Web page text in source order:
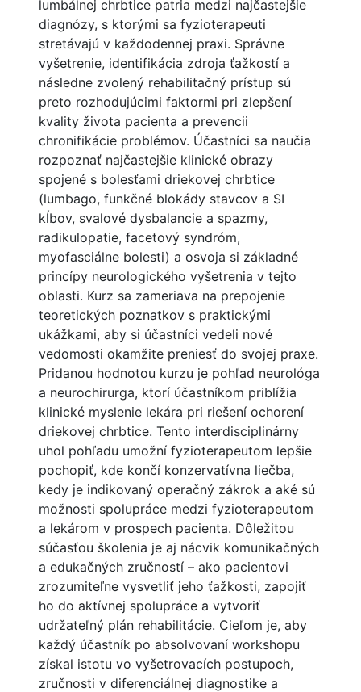
lumbálnej chrbtice patria medzi najčastejšie
diagnózy, s ktorými sa fyzioterapeuti
stretávajú v každodennej praxi. Správne
vyšetrenie, identifikácia zdroja ťažkostí a
následne zvolený rehabilitačný prístup sú
preto rozhodujúcimi faktormi pri zlepšení
kvality života pacienta a prevencii
chronifikácie problémov. Účastníci sa naučia
rozpoznať najčastejšie klinické obrazy
spojené s bolesťami driekovej chrbtice
(lumbago, funkčné blokády stavcov a SI
kĺbov, svalové dysbalancie a spazmy,
radikulopatie, facetový syndróm,
myofasciálne bolesti) a osvoja si základné
princípy neurologického vyšetrenia v tejto
oblasti. Kurz sa zameriava na prepojenie
teoretických poznatkov s praktickými
ukážkami, aby si účastníci vedeli nové
vedomosti okamžite preniesť do svojej praxe.
Pridanou hodnotou kurzu je pohľad neurológa
a neurochirurga, ktorí účastníkom priblížia
klinické myslenie lekára pri riešení ochorení
driekovej chrbtice. Tento interdisciplinárny
uhol pohľadu umožní fyzioterapeutom lepšie
pochopiť, kde končí konzervatívna liečba,
kedy je indikovaný operačný zákrok a aké sú
možnosti spolupráce medzi fyzioterapeutom
a lekárom v prospech pacienta. Dôležitou
súčasťou školenia je aj nácvik komunikačných
a edukačných zručností – ako pacientovi
zrozumiteľne vysvetliť jeho ťažkosti, zapojiť
ho do aktívnej spolupráce a vytvoriť
udržateľný plán rehabilitácie. Cieľom je, aby
každý účastník po absolvovaní workshopu
získal istotu vo vyšetrovacích postupoch,
zručnosti v diferenciálnej diagnostike a